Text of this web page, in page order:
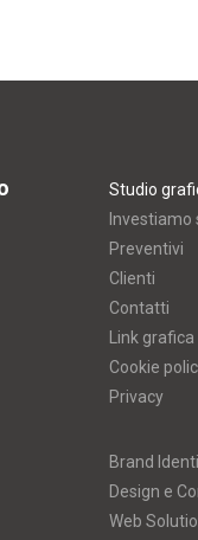
Studio
Preventivi
Clienti
Contatti
Link
Cookie
Privacy
Brand
Design e
Web